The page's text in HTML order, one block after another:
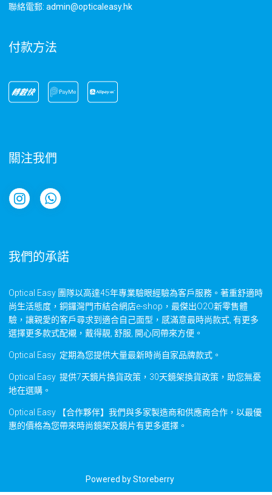
聯絡電郵: admin@opticaleasy.hk
付款方法
關注我們
我們的承諾
Optical Easy 團隊以高達45年專業驗眼經驗為客戶服務。著重舒適時
尚生活態度，銅鑼灣門市結合網店e-shop，最傑出O2O新零售體
驗，讓親愛的客戶尋求到適合自己面型，感滿意最時尚款式, 有更多
選擇更多款式配襯，戴得靚, 舒服, 開心同帶來方便。
Optical Easy 定期為您提供大量最新時尚自家品牌款式。
Optical Easy 提供7天鏡片換貨政策，30天鏡架換貨政策，助您無憂
地在選購。
Optical Easy 【合作夥伴】我們與多家製造商和供應商合作，以最優
惠的價格為您帶來時尚鏡架及鏡片有更多選擇。
Powered byStoreberry